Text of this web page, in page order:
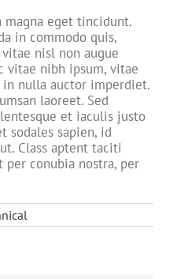
magna eget tincidunt.
in commodo quis,
nisl non augue
vitae nibh ipsum, vitae
nulla auctor imperdiet.
laoreet. Sed
et iaculis justo
sodales sapien, id
Class aptent taciti
conubia nostra, per